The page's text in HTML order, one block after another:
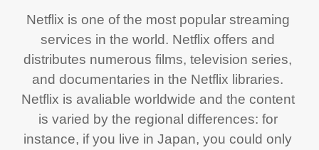
Netflix is one of the most popular streaming
services in the world. Netflix offers and
distributes numerous films, television series,
and documentaries in the Netflix libraries.
Netflix is avaliable worldwide and the content
is varied by the regional differences: for
instance, if you live in Japan, you could only